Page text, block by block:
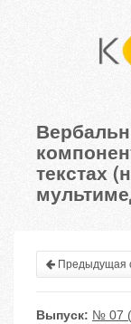
текстах
Предыдущая
Выпуск: № 07